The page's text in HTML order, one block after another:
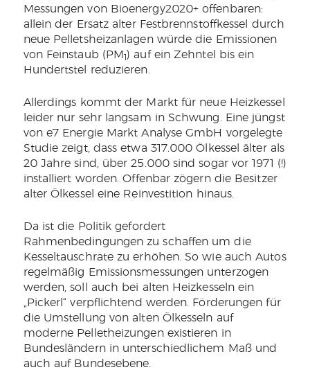
Messungen von Bioenergy2020+ offenbaren:
allein der Ersatz alter Festbrennstoffkessel durch
neue Pelletsheizanlagen würde die Emissionen
von Feinstaub (PM1) auf ein Zehntel bis ein
Hundertstel reduzieren.
Allerdings kommt der Markt für neue Heizkessel
leider nur sehr langsam in Schwung. Eine jüngst
von e7 Energie Markt Analyse GmbH vorgelegte
Studie zeigt, dass etwa 317.000 Ölkessel älter als
20 Jahre sind, über 25.000 sind sogar vor 1971 (!)
installiert worden. Offenbar zögern die Besitzer
alter Ölkessel eine Reinvestition hinaus.
Da ist die Politik gefordert
Rahmenbedingungen zu schaffen um die
Kesseltauschrate zu erhöhen. So wie auch Autos
regelmäßig Emissionsmessungen unterzogen
werden, soll auch bei alten Heizkesseln ein
„Pickerl“ verpflichtend werden. Förderungen für
die Umstellung von alten Ölkesseln auf
moderne Pelletheizungen existieren in
Bundesländern in unterschiedlichem Maß und
auch auf Bundesebene.